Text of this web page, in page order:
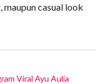
casual look
Viral Ayu Aulia